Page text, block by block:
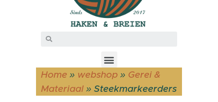
Home » webshop » Gerei &
Materiaal » Steekmarkeerders